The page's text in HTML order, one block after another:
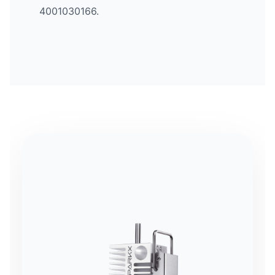
4001030166.